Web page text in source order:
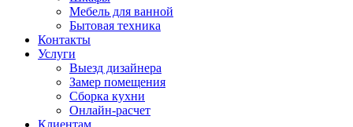
Мебель для ванной
Бытовая техника
Контакты
Услуги
Выезд дизайнера
Замер помещения
Сборка кухни
Онлайн-расчет
Клиентам